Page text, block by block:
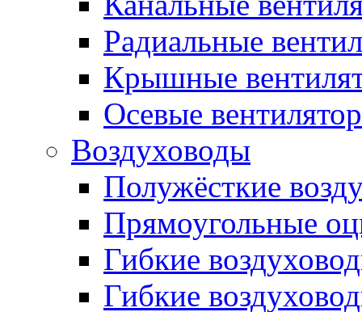
Радиальные
Крышные
Осевые
Воздуховоды
Полужёсткие
Прямоугольные
Гибкие
Гибкие